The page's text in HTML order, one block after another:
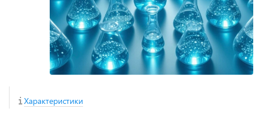
Характеристики